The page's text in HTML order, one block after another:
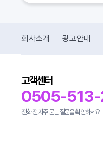
회사소개 광고안내
고객센터
0505-
전화 전 자주 묻는 질문을 확인하세요